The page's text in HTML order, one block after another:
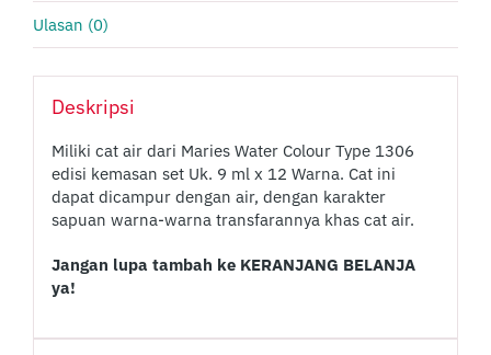
Ulasan (0)
Deskripsi
Miliki cat air dari Maries Water Colour Type 1306
edisi kemasan set Uk. 9 ml x 12 Warna. Cat ini
dapat dicampur dengan air, dengan karakter
sapuan warna-warna transfarannya khas cat air.
Jangan lupa tambah ke KERANJANG BELANJA
ya!